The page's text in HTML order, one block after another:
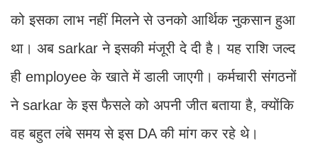
को इसका लाभ नहीं मिलने से उनको आ​र्थिक नुकसान हुआ
था। अब sarkar ने इसकी मंजूरी दे दी है। यह रा​शि जल्द
ही employee के खाते में डाली जाएगी। कर्मचारी संगठनों
ने sarkar के इस फैसले को अपनी जीत बताया है, क्योंकि
वह बहुत लंबे समय से इस DA की मांग कर रहे थे।